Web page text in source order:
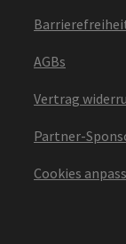
AGBs
Vertrag
Partner-
Cookies